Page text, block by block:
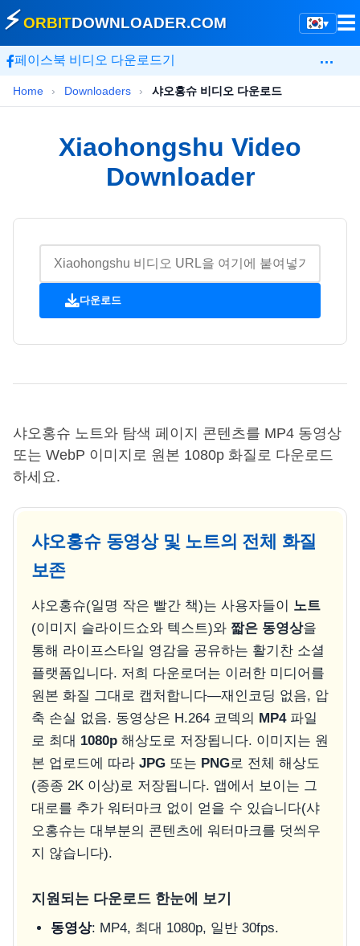
▾
⚡ORBITDOWNLOADER.COM ☰
페이스북 비디오 다운로드기 …
Home › Downloaders › 샤오홍슈 비디오 다운로드
Xiaohongshu Video
Downloader
다운로드
샤오홍슈 노트와 탐색 페이지 콘텐츠를 MP4 동영상
또는 WebP 이미지로 원본 1080p 화질로 다운로드
하세요.
샤오홍슈 동영상 및 노트의 전체 화질
보존
샤오홍슈(일명 작은 빨간 책)는 사용자들이 노트
(이미지 슬라이드쇼와 텍스트)와 짧은 동영상을
통해 라이프스타일 영감을 공유하는 활기찬 소셜
플랫폼입니다. 저희 다운로더는 이러한 미디어를
원본 화질 그대로 캡처합니다—재인코딩 없음, 압
축 손실 없음. 동영상은 H.264 코덱의 MP4파일
로 최대 1080p해상도로 저장됩니다. 이미지는 원
본 업로드에 따라 JPG또는 PNG로 전체 해상도
(종종 2K 이상)로 저장됩니다. 앱에서 보이는 그
대로를 추가 워터마크 없이 얻을 수 있습니다(샤
오홍슈는 대부분의 콘텐츠에 워터마크를 덧씌우
지 않습니다).
지원되는 다운로드 한눈에 보기
동영상: MP4, 최대 1080p, 일반 30fps.